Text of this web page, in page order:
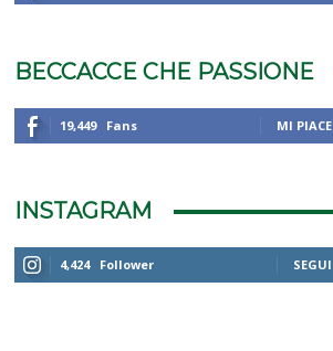
BECCACCE CHE PASSIONE
19,449 Fans MI PIACE
INSTAGRAM
4,424 Follower SEGUI